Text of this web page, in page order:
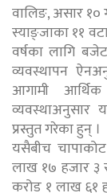
वालिङ, असार १०
स्याङ्जाका ११
वर्षका लागि
व्यवस्थापन
आगामी
व्यवस्थाअनुसार
प्रस्तुत गरेका हुन् ।
यसैबीच
लाख १७ हजार
करोड १ लाख ६१